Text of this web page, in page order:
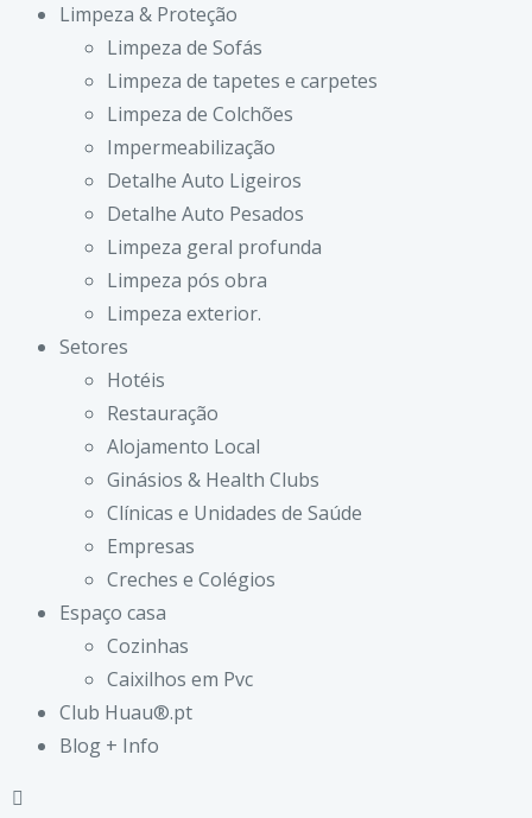
Limpeza & Proteção
Limpeza de Sofás
Limpeza de tapetes e carpetes
Limpeza de Colchões
Impermeabilização
Detalhe Auto Ligeiros
Detalhe Auto Pesados
Limpeza geral profunda
Limpeza pós obra
Limpeza exterior.
Setores
Hotéis
Restauração
Alojamento Local
Ginásios & Health Clubs
Clínicas e Unidades de Saúde
Empresas
Creches e Colégios
Espaço casa
Cozinhas
Caixilhos em Pvc
Club Huau®.pt
Blog + Info